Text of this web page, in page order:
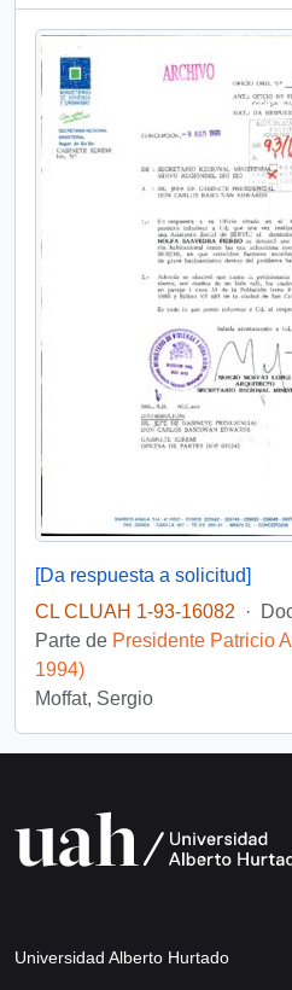
[Da respuesta a solicitud]
CL CLUAH 1-93-16082
·
Parte de Presidente Patricio
1994)
Moffat, Sergio
Universidad Alberto Hurtado